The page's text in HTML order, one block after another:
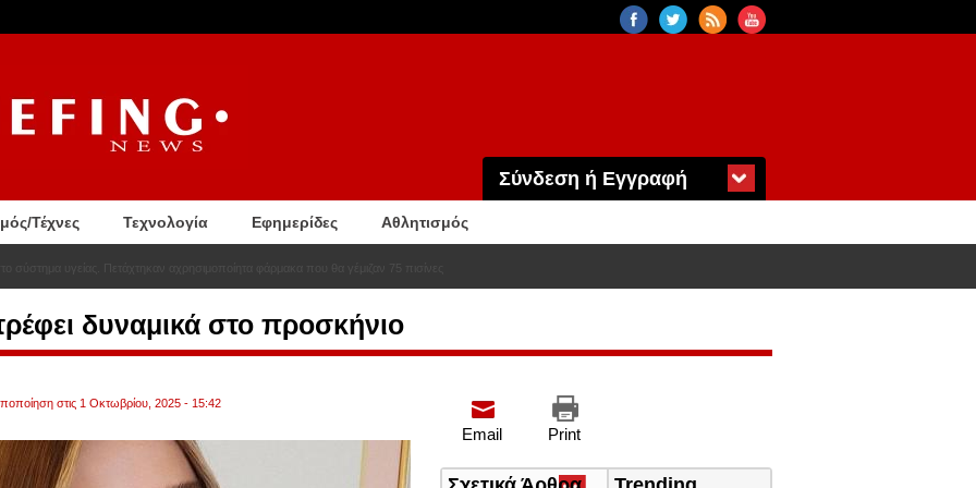
Σύνδεση ή Εγγραφή
Τέχνες Τεχνολογία Εφημερίδες Αθλητισμός
δυναμικά στο προσκήνιο
στις 1 Οκτωβρίου, 2025 - 15:42
Print
Email